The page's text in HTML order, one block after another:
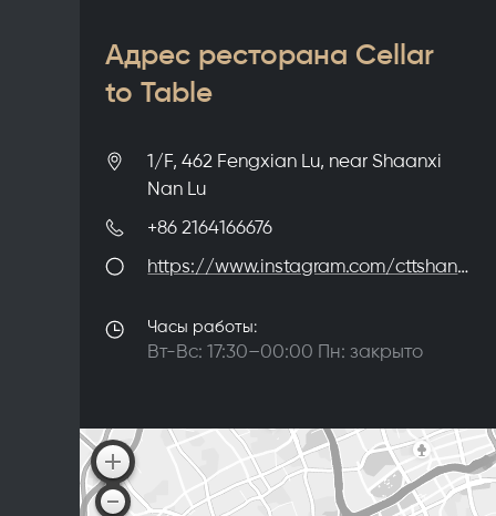
Адрес ресторана Cellar
to Table
1/F, 462 Fengxian Lu, near Shaanxi
Nan Lu
+86 2164166676
https://www.instagram.com/cttshanghai/
Часы работы:
Вт-Вс: 17:30–00:00 Пн: закрыто